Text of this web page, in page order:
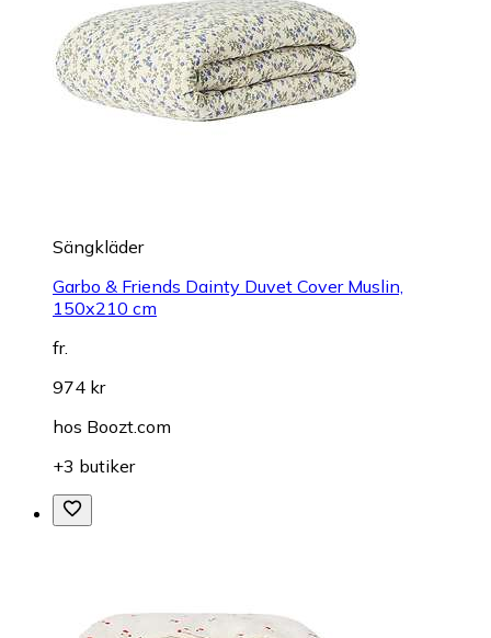
Sängkläder
Garbo & Friends Dainty Duvet Cover Muslin,
150x210 cm
fr.
974 kr
hos Boozt.com
+3 butiker